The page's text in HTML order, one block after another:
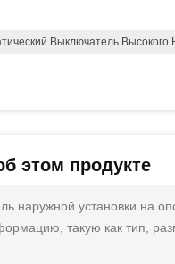
Выключатель Высокого
этом продукте
наружной установки на
такую ​​как тип,